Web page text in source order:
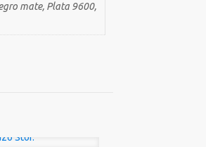
mate, Plata 9600,